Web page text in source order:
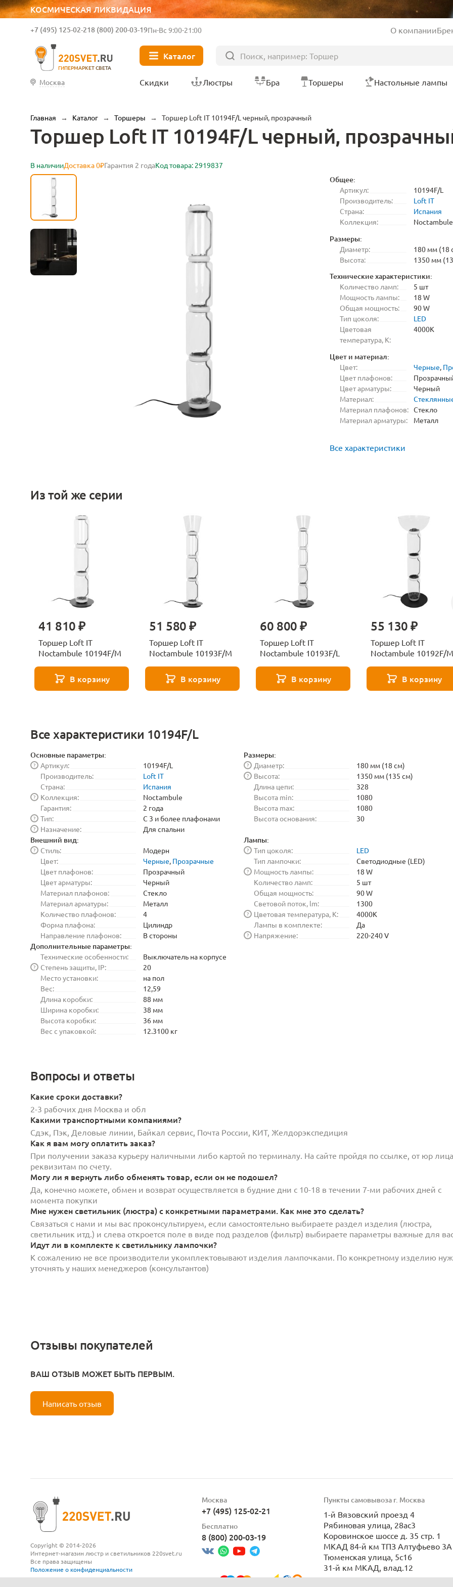
КОСМИЧЕСКАЯ ЛИКВИДАЦИЯ
ГИПЕРМАРКЕТ СВЕТА
+7 (495) 125-02-218 (800) 200-03-19Пн-Вс 9:00-21:00 О компании
Каталог
Москва Скидки Люстры Бра Торшеры Настольные лампы
Главная → Каталог → Торшеры → Торшер Loft IT 10194F/L черный, прозрачный
Торшер Loft IT 10194F/L черный,
В наличииДоставка 0₽Гарантия 2 годаКод товара: 2919837
Общее:
Артикул:
10194F/L
Производитель:
Loft IT
Страна:
Испания
Коллекция:
Noctambule
Размеры:
Диаметр:
180 мм (18
Высота:
1350 мм
Технические характеристики:
Количество ламп:
5 шт
Мощность лампы:
18 W
Общая мощность:
90 W
Тип цоколя:
LED
Цветовая
температура, K:
4000K
Цвет и материал:
Цвет: Черные,
Цвет плафонов:
Цвет арматуры:
Черный
Материал:
Материал плафонов: Стекло
Материал арматуры:
Металл
Все характеристики
Из той же серии
41 810 ₽
Торшер Loft IT
Noctambule 10194F/M
В корзину
51 580 ₽
Торшер Loft IT
Noctambule 10193F/M
В корзину
60 800 ₽
Торшер Loft IT
Noctambule 10193F/L
В корзину
55 130 ₽
Торшер Loft IT
Noctambule 10192F/M
В корзину
Все характеристики 10194F/L
Основные параметры:
Артикул:
?
10194F/L
Производитель:
Loft IT
Страна:
Испания
Коллекция:
?
Noctambule
Гарантия:
2 года
Тип:
?
С 3 и более плафонами
Назначение:
? Для спальни
Размеры:
Диаметр:
?
180 мм (18 см)
Высота:
?
1350 мм (135 см)
Длина цепи:
328
Высота min:
1080
Высота max:
1080
Высота основания:
30
Внешний вид:
Стиль:
?
Модерн
Цвет:
Черные, Прозрачные
Цвет плафонов:
Прозрачный
Цвет арматуры:
Черный
Материал плафонов:
Стекло
Материал арматуры:
Металл
Количество плафонов:
4
Форма плафона:
Цилиндр
Направление плафонов:
В стороны
Лампы:
Тип цоколя:
?
LED
Тип лампочки:
Светодиодные (LED)
Мощность лампы:
?
18 W
Количество ламп:
5 шт
Общая мощность:
90 W
Световой поток, lm:
1300
Цветовая температура, K:
?
4000K
Лампы в комплекте:
Да
Напряжение:
? 220-240 V
Дополнительные параметры:
Технические особенности:
Выключатель на корпусе
Степень защиты, IP:
?
20
Место установки:
на пол
Вес:
12,59
Длина коробки:
88 мм
Ширина коробки:
38 мм
Высота коробки:
36 мм
Вес с упаковкой:
12.3100 кг
Вопросы и ответы
Какие сроки доставки?
2-3 рабочих дня Москва и обл
Какими транспортными компаниями?
Сдэк, Пэк, Деловые линии, Байкал сервис, Почта России, КИТ, Желдорэкспедиция
Как я вам могу оплатить заказ?
При получении заказа курьеру наличными либо картой по терминалу. На сайте пройдя по ссылке, от юр
реквизитам по счету.
Могу ли я вернуть либо обменять товар, если он не подошел?
Да, конечно можете, обмен и возврат осуществляется в будние дни с 10-18 в течении 7-ми рабочих дней с
момента покупки
Мне нужен светильник (люстра) с конкретными параметрами. Как мне это сделать?
Связаться с нами и мы вас проконсультируем, если самостоятельно выбираете раздел изделия (люстра,
светильник итд.) и слева откроется поле в виде под разделов (фильтр) выбираете параметры важные для
Идут ли в комплекте к светильнику лампочки?
К сожалению не все производители укомплектовывают изделия лампочками. По конкретному изделию
уточнять у наших менеджеров (консультантов)
Отзывы покупателей
ВАШ ОТЗЫВ МОЖЕТ БЫТЬ ПЕРВЫМ.
Написать отзыв
Copyright © 2014-2026
Интернет-магазин люстр и светильников 220svet.ru
Все права защищены
Положение о конфиденциальности
Москва
+7 (495) 125-02-21
Бесплатно
8 (800) 200-03-19
Пункты самовывоза г. Москва
1-й Вязовский проезд 4
Рябиновая улица, 28ас3
Коровинское шоссе д. 35 стр. 1
МКАД 84-й км ТПЗ Алтуфьево 3А
Тюменская улица, 5с16
31-й км МКАД, влад.12